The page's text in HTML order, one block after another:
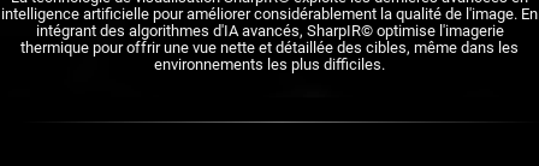
intelligence artificielle pour améliorer considérablement la qualité de l'image. En
intégrant des algorithmes d'IA avancés, SharpIR© optimise l'imagerie
thermique pour offrir une vue nette et détaillée des cibles, même dans les
environnements les plus difficiles.